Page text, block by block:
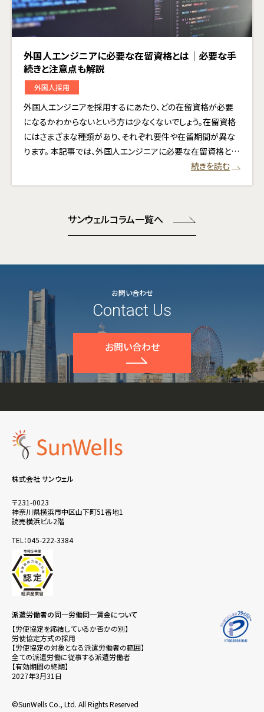
外国人エンジニアに必要な在留資格とは｜必要な手
続きと注意点も解説
外国人採用
外国人エンジニアを採用するにあたり、どの在留資格が必要
になるかわからないという方は少なくないでしょう。在留資格
にはさまざまな種類があり、それぞれ要件や在留期間が異な
ります。 本記事では、外国人エンジニアに必要な在留資格と…
続きを読む
サンウェルコラム一覧へ
お問い合わせ
Contact Us
お問い合わせ
株式会社 サンウェル
〒231-0023
神奈川県横浜市中区山下町51番地1
読売横浜ビル2階
TEL：045-222-3384
派遣労働者の同一労働同一賃金について
【労使協定を締結しているか否かの別】
労使協定方式の採用
【労使協定の対象となる派遣労働者の範囲】
全ての派遣労働に従事する派遣労働者
【有効期間の終期】
2027年3月31日
©SunWells Co., Ltd. All Rights Reserved